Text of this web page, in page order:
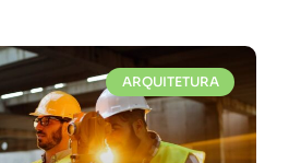
ARQUITETURA